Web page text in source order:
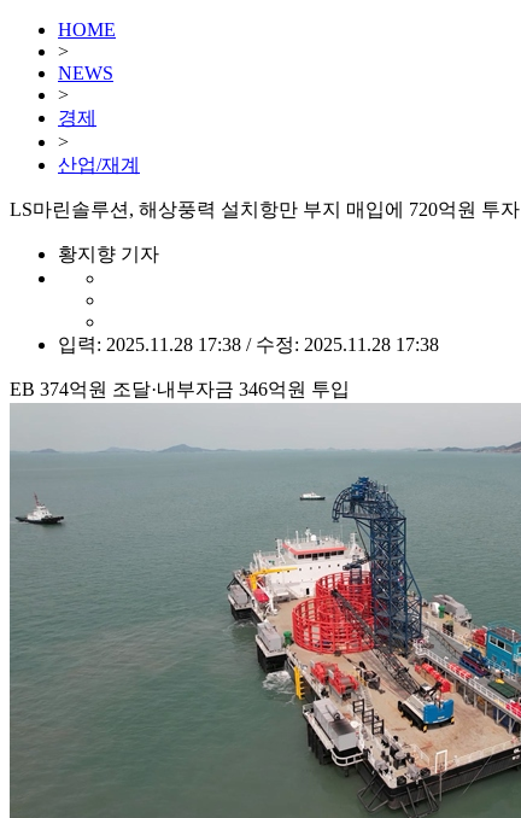
HOME
>
NEWS
>
경제
>
산업/재계
LS마린솔루션, 해상풍력 설치항만 부지 매입에 720억원 투자
황지향 기자
입력: 2025.11.28 17:38 / 수정: 2025.11.28 17:38
EB 374억원 조달·내부자금 346억원 투입